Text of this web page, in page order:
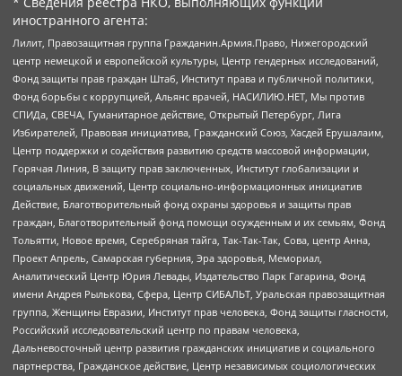
иностранного агента:
Лилит, Правозащитная группа Гражданин.Армия.Право, Нижегородский
центр немецкой и европейской культуры, Центр гендерных исследований,
Фонд защиты прав граждан Штаб, Институт права и публичной политики,
Фонд борьбы с коррупцией, Альянс врачей, НАСИЛИЮ.НЕТ, Мы против
СПИДа, СВЕЧА, Гуманитарное действие, Открытый Петербург, Лига
Избирателей, Правовая инициатива, Гражданский Союз, Хасдей Ерушалаим,
Центр поддержки и содействия развитию средств массовой информации,
Горячая Линия, В защиту прав заключенных, Институт глобализации и
социальных движений, Центр социально-информационных инициатив
Действие, Благотворительный фонд охраны здоровья и защиты прав
граждан, Благотворительный фонд помощи осужденным и их семьям, Фонд
Тольятти, Новое время, Серебряная тайга, Так-Так-Так, Сова, центр Анна,
Проект Апрель, Самарская губерния, Эра здоровья, Мемориал,
Аналитический Центр Юрия Левады, Издательство Парк Гагарина, Фонд
имени Андрея Рылькова, Сфера, Центр СИБАЛЬТ, Уральская правозащитная
группа, Женщины Евразии, Институт прав человека, Фонд защиты гласности,
Российский исследовательский центр по правам человека,
Дальневосточный центр развития гражданских инициатив и социального
партнерства, Гражданское действие, Центр независимых социологических